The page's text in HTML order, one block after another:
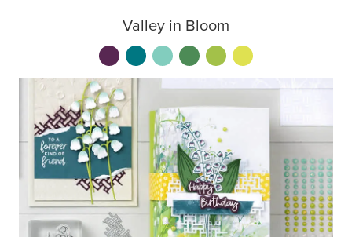
Valley in Bloom